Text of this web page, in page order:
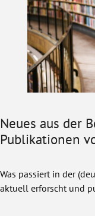
Neues aus der
Publikationen
Was passiert in der
aktuell erforscht und